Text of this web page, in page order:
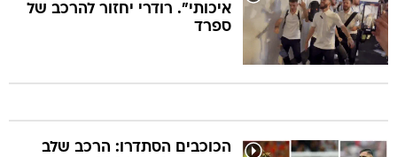
איכותי". רודרי יחזור להרכב של
ספרד
הכוכבים הסתדרו: הרכב שלב